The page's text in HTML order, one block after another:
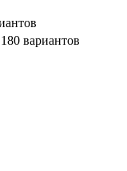
вариантов